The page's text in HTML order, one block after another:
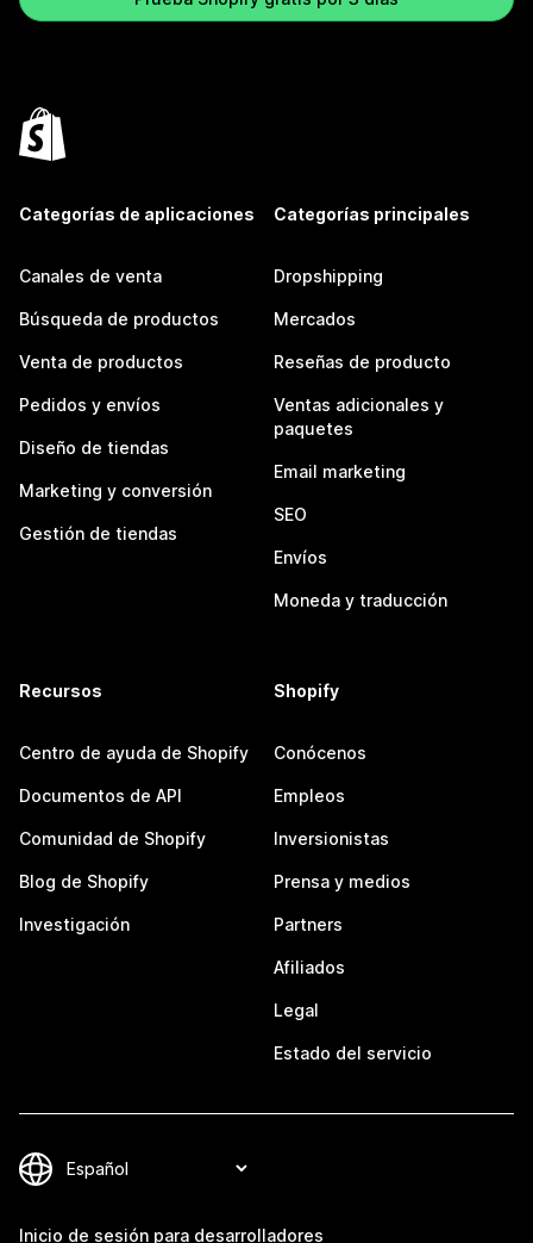
Categorías de aplicaciones
Canales de venta
Búsqueda de productos
Venta de productos
Pedidos y envíos
Diseño de tiendas
Marketing y conversión
Gestión de tiendas
Categorías principales
Dropshipping
Mercados
Reseñas de producto
Ventas adicionales y
paquetes
Email marketing
SEO
Envíos
Moneda y traducción
Recursos
Centro de ayuda de Shopify
Documentos de API
Comunidad de Shopify
Blog de Shopify
Investigación
Shopify
Conócenos
Empleos
Inversionistas
Prensa y medios
Partners
Afiliados
Legal
Estado del servicio
Inicio de sesión para desarrolladores